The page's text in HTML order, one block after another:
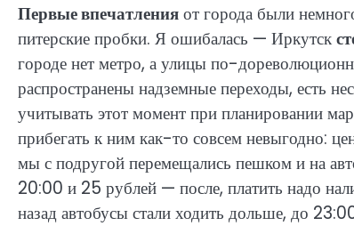
Первые впечатленияот города были
питерские пробки. Я ошибалась — Иркутск
городе нет метро, а улицы по-
распространены надземные переходы, есть
учитывать этот момент при планировании
прибегать к ним как-то совсем невыгодно:
мы с подругой перемещались пешком и на
20:00 и 25 рублей — после, платить надо
назад автобусы стали ходить дольше, до